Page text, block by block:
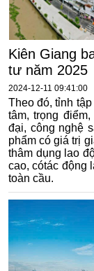
Kiên Giang
tư năm 2025
2024-12-11 09:41:00
Theo đó, tỉnh
tâm, trọng
đại, công nghệ
phẩm có giá trị
thâm dụng lao
cao, cótác động
toàn cầu.